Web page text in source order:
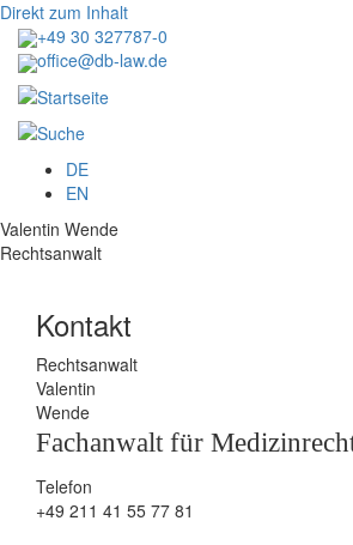
Direkt zum Inhalt
+49 30 327787-0
office@db-law.de
DE
EN
Valentin Wende
Rechtsanwalt
Kontakt
Rechtsanwalt
Valentin
Wende
Fachanwalt für
Telefon
+49 211 41 55 77 81